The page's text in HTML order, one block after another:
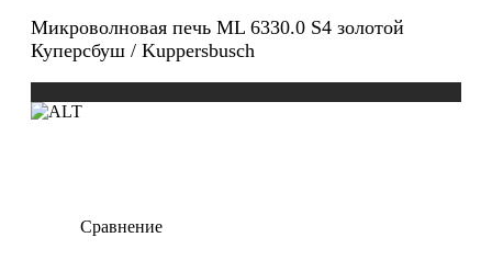
Микроволновая печь ML 6330.0 S4 золотой
Куперсбуш / Kuppersbusch
Сравнение